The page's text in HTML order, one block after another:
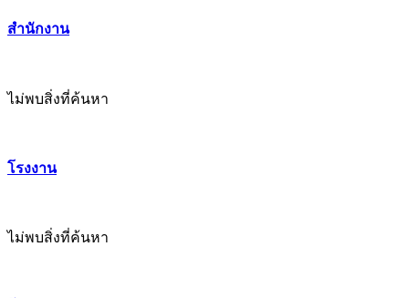
สำนักงาน
ไม่พบสิ่งที่ค้นหา
โรงงาน
ไม่พบสิ่งที่ค้นหา